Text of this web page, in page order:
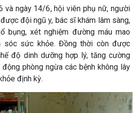
ngày 14/6, hội viên phụ nữ, người
đội ngũ y, bác sĩ khám lâm sàng,
bụng, xét nghiệm đường máu mao
sóc sức khỏe. Đồng thời còn được
độ dinh dưỡng hợp lý, tăng cường
phòng ngừa các bệnh không lây
định kỳ.